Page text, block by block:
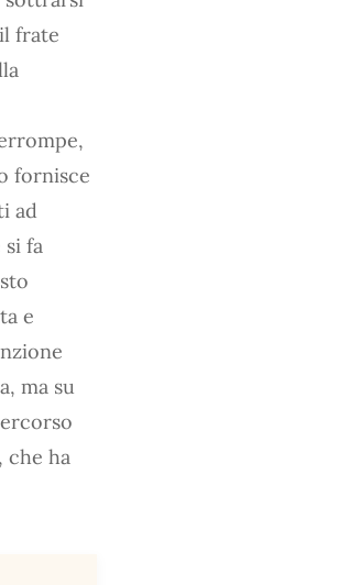
frate
fornisce
ad
si fa
e
ma su
che ha